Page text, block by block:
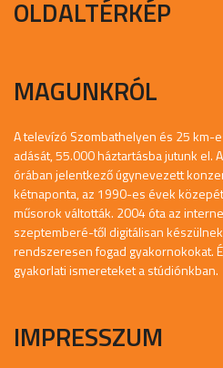
OLDALTÉRKÉP
MAGUNKRÓL
A televízó Szombathelyen és 25 km-
adását, 55.000 háztartásba jutunk el.
órában jelentkező úgynevezett
kétnaponta, az 1990-es évek
műsorok váltották. 2004 óta az
szeptemberé-től digitálisan
rendszeresen fogad gyakornokokat.
gyakorlati ismereteket a stúdiónkban.
IMPRESSZUM